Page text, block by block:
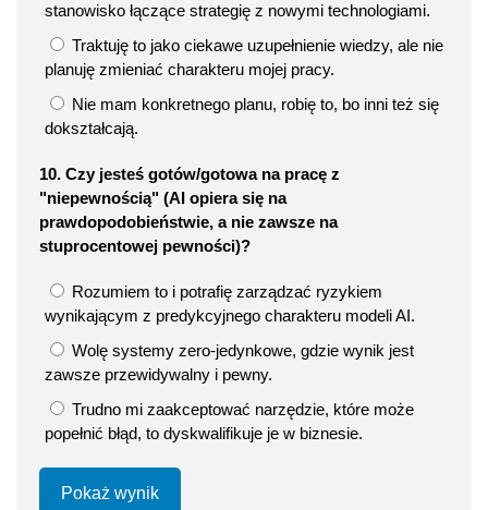
stanowisko łączące strategię z nowymi technologiami.
Traktuję to jako ciekawe uzupełnienie wiedzy, ale nie
planuję zmieniać charakteru mojej pracy.
Nie mam konkretnego planu, robię to, bo inni też się
dokształcają.
10. Czy jesteś gotów/gotowa na pracę z
"niepewnością" (AI opiera się na
prawdopodobieństwie, a nie zawsze na
stuprocentowej pewności)?
Rozumiem to i potrafię zarządzać ryzykiem
wynikającym z predykcyjnego charakteru modeli AI.
Wolę systemy zero-jedynkowe, gdzie wynik jest
zawsze przewidywalny i pewny.
Trudno mi zaakceptować narzędzie, które może
popełnić błąd, to dyskwalifikuje je w biznesie.
Pokaż wynik